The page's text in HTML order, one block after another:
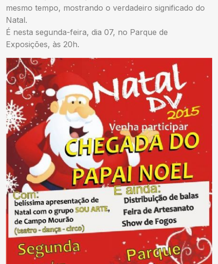
mesmo tempo, mostrando o verdadeiro significado do
Natal.
É nesta segunda-feira, dia 07, no Parque de
Exposições, às 20h.